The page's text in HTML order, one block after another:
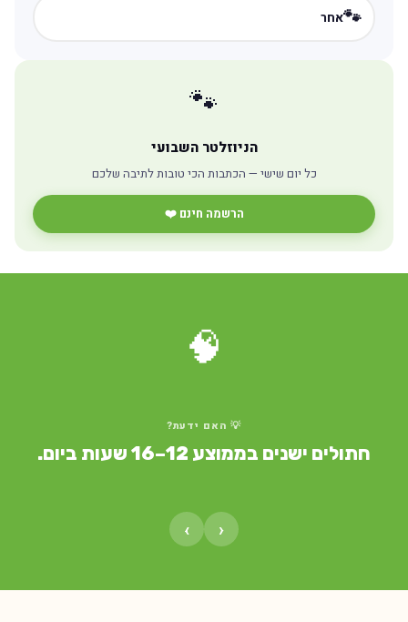
🐾אחר
🐾
הניוזלטר השבועי
כל יום שישי — הכתבות הכי טובות לתיבה שלכם
הרשמה חינם ❤️
🧠
💡 האם ידעת?
חתולים ישנים בממוצע 12–16 שעות ביום.